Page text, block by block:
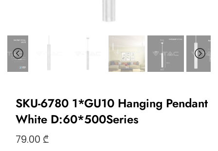
SKU-6780 1*GU10 Hanging Pendant
White D:60*500Series
79.00 ₾